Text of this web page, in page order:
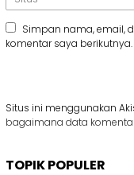
Simpan nama, email,
komentar saya berikutnya.
Situs ini menggunakan
bagaimana data
TOPIK POPULER